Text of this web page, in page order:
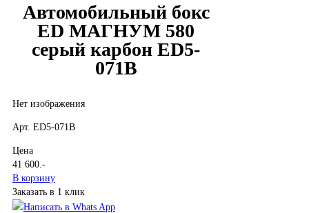
Автомобильный бокс
ED МАГНУМ 580
серый карбон ED5-
071B
Нет изображения
Арт. ED5-071B
Цена
41 600 .-
В корзину
Заказать в 1 клик
Написать в Whats App